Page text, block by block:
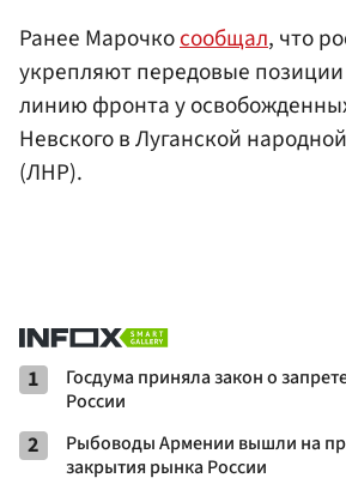
Ранее Марочкосообщал, что
укрепляют передовые
линию фронта у
Невского в Луганской
(ЛНР).
1
Госдума приняла закон о
России
2
Рыбоводы Армении вышли на
закрытия рынка России